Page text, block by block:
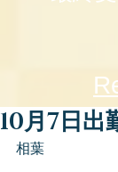
10月7日出
相葉